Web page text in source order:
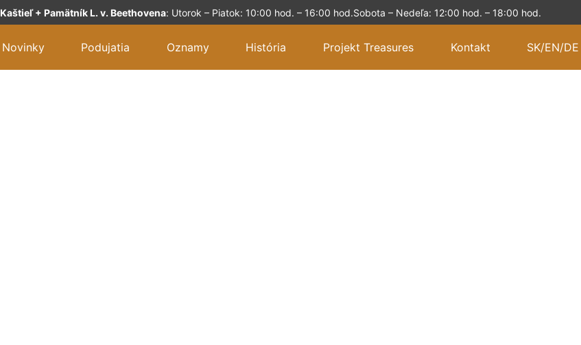
Kaštieľ + Pamätník L. v. Beethovena: Utorok – Piatok: 10:00 hod. – 16:00 hod.Sobota – Nedeľa: 12:00 hod. – 18:00 hod.
Novinky Podujatia Oznamy História Projekt Treasures Kontakt SK/EN/DE